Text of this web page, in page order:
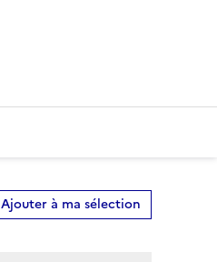
Ajouter à ma sélection